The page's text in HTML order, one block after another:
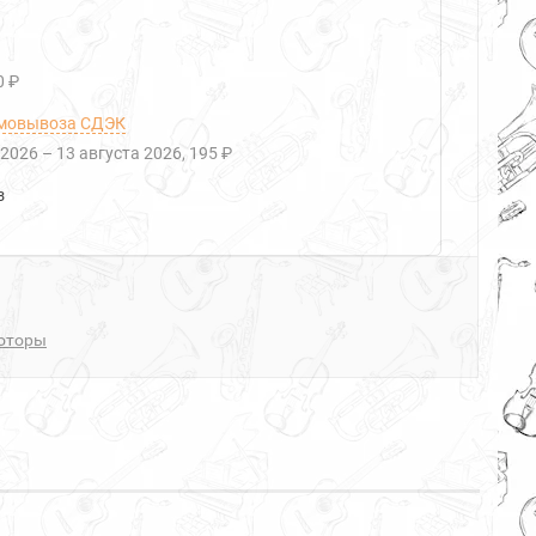
₽
СДЭК
– 13 августа 2026 195 ₽